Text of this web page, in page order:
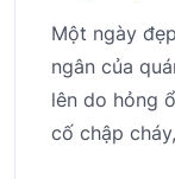
Một ngày
ngân của
lên do hỏng
cố chập